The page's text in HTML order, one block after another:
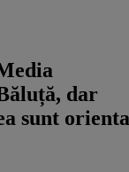
dar
sunt